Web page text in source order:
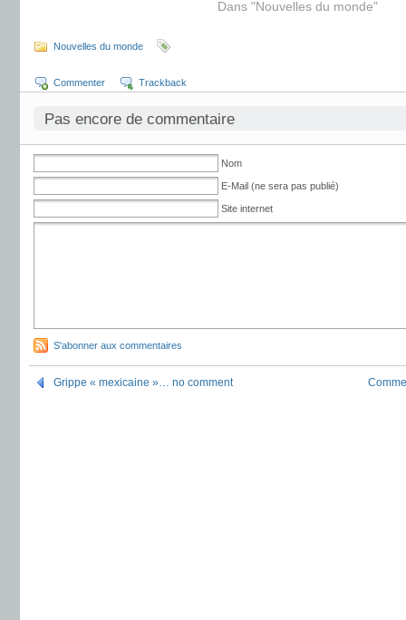
Dans "Nouvelles du monde"
Nouvelles du monde
Commenter Trackback
Pas encore de commentaire
Nom
E-Mail (ne sera pas publié)
Site internet
S'abonner aux commentaires
Grippe « mexicaine »… no comment